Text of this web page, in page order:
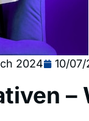
2024 10/